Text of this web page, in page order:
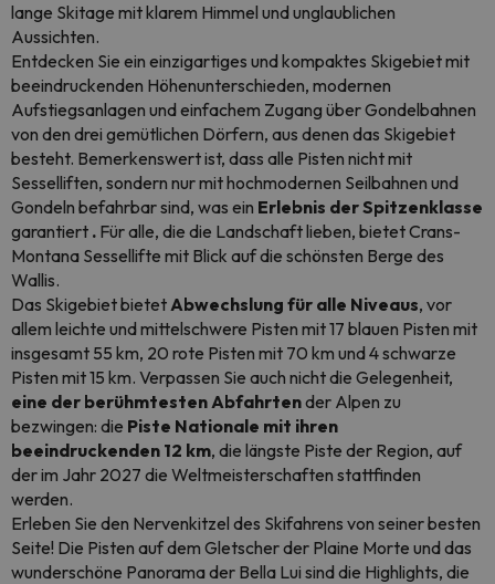
lange Skitage mit klarem Himmel und unglaublichen
Aussichten.
Entdecken Sie ein einzigartiges und kompaktes Skigebiet mit
beeindruckenden Höhenunterschieden, modernen
Aufstiegsanlagen und einfachem Zugang über Gondelbahnen
von den drei gemütlichen Dörfern, aus denen das Skigebiet
besteht. Bemerkenswert ist, dass alle Pisten nicht mit
Sesselliften, sondern nur mit hochmodernen Seilbahnen und
Gondeln befahrbar sind, was ein Erlebnis der Spitzenklasse
garantiert . Für alle, die die Landschaft lieben, bietet Crans-
Montana Sessellifte mit Blick auf die schönsten Berge des
Wallis.
Das Skigebiet bietetAbwechslung für alle Niveaus, vor
allem leichte und mittelschwere Pisten mit 17 blauen Pisten mit
insgesamt 55 km, 20 rote Pisten mit 70 km und 4 schwarze
Pisten mit 15 km. Verpassen Sie auch nicht die Gelegenheit,
eine der berühmtesten Abfahrtender Alpen zu
bezwingen: die Piste Nationale mit ihren
beeindruckenden 12 km, die längste Piste der Region, auf
der im Jahr 2027 die Weltmeisterschaften stattfinden
werden.
Erleben Sie den Nervenkitzel des Skifahrens von seiner besten
Seite! Die Pisten auf dem Gletscher der Plaine Morte und das
wunderschöne Panorama der Bella Lui sind die Highlights, die